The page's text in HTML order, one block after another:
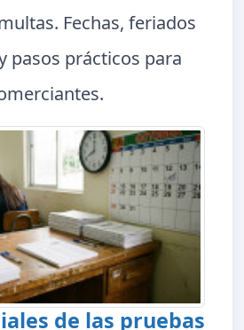
Fechas, feriados
pasos prácticos para
de las pruebas